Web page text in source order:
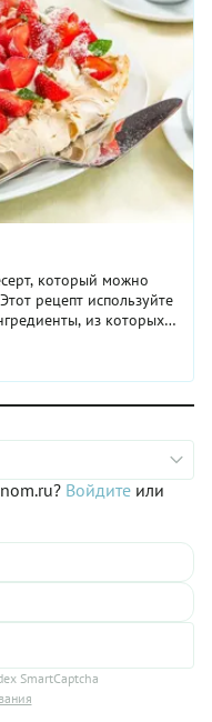
с турне?
и сама русская
рецепт используйте
из которых
всемирно
или более
хрустящий верх
внутри. Торт Анны
станет украшением
Попробуйте его
получится идеально, у
недочеты в
Войдите или
SmartCaptcha